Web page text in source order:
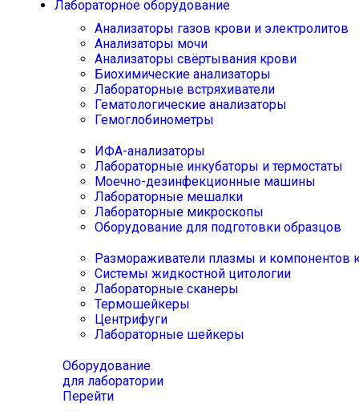
Лабораторное оборудование
Анализаторы газов крови и электролитов
Анализаторы мочи
Анализаторы свёртывания крови
Биохимические анализаторы
Лабораторные встряхиватели
Гематологические анализаторы
Гемоглобинометры
ИФА-анализаторы
Лабораторные инкубаторы и термостаты
Моечно-дезинфекционные машины
Лабораторные мешалки
Лабораторные микроскопы
Оборудование для подготовки образцов
Размораживатели плазмы и компонентов
Системы жидкостной цитологии
Лабораторные сканеры
Термошейкеры
Центрифуги
Лабораторные шейкеры
Оборудование
для лаборатории
Перейти